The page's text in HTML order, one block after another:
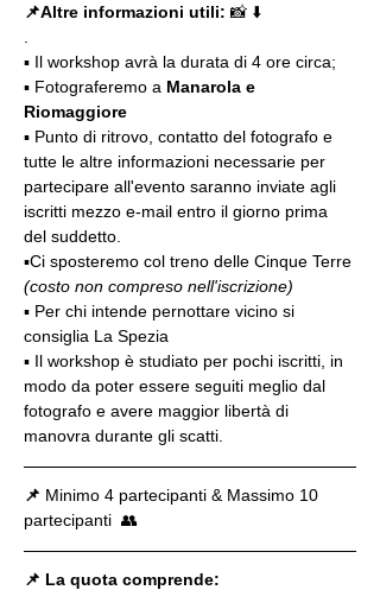
📌Altre informazioni utili: 📸 ⬇️
▪️ Il workshop avrà la durata di 4 ore circa;
▪️ Fotograferemo a Manarola e
Riomaggiore
▪️ Punto di ritrovo, contatto del fotografo e
tutte le altre informazioni necessarie per
partecipare all'evento saranno inviate agli
iscritti mezzo e-mail entro il giorno prima
del suddetto.
▪️Ci sposteremo col treno delle Cinque Terre
(costo non compreso nell'iscrizione)
▪️ Per chi intende pernottare vicino si
consiglia La Spezia
▪️ Il workshop è studiato per pochi iscritti, in
modo da poter essere seguiti meglio dal
fotografo e avere maggior libertà di
manovra durante gli scatti.
📌 Minimo 4 partecipanti & Massimo 10
partecipanti  👥
📌 La quota comprende: